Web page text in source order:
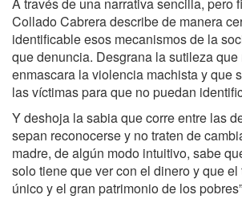
Collado Cabrera describe de manera
identificable esos mecanismos de la
que denuncia. Desgrana la sutileza
enmascara la violencia machista y que
las víctimas para que no puedan
Y deshoja la sabia que corre entre las
sepan reconocerse y no traten de
madre, de algún modo intuitivo, sabe
solo tiene que ver con el dinero y que
único y el gran patrimonio de los